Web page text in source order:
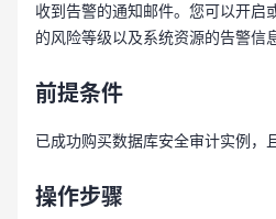
收到告警的通知邮件。您可以开启
的风险等级以及系统资源的告警信息
前提条件
已成功购买数据库安全审计实例，
操作步骤